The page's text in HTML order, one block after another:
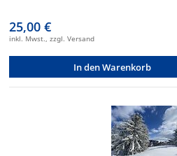
25,00 €
inkl. Mwst., zzgl. Versand
In den Warenkorb